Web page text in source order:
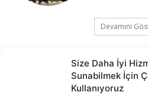
Size Daha İyi
Sunabilmek İçin
Kullanıyoruz
Devamını